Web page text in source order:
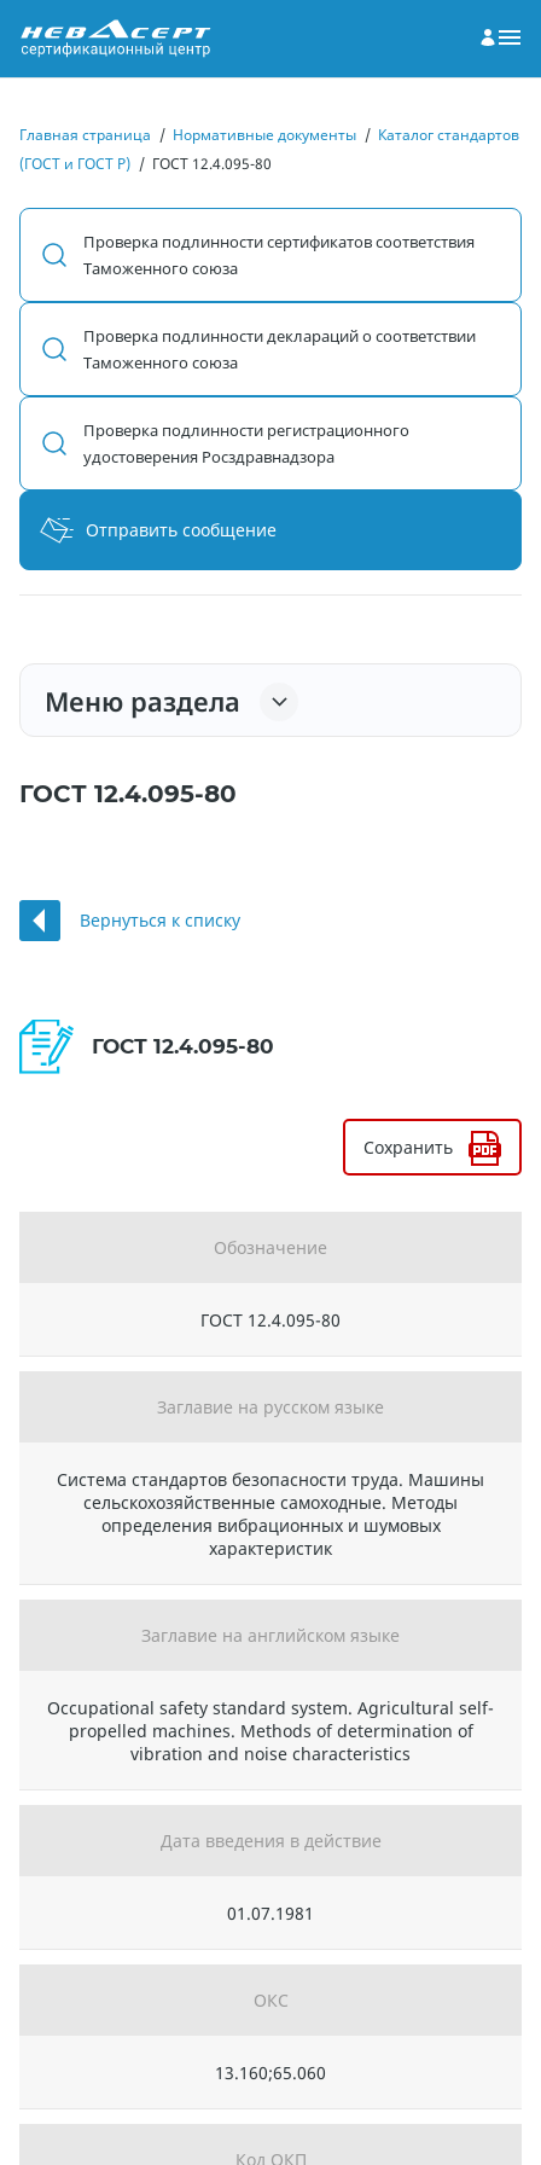
Главная страница / Нормативные документы / Каталог стандартов
(ГОСТ и ГОСТ Р) / ГОСТ 12.4.095-80
Проверка подлинности сертификатов соответствия
Таможенного союза
Проверка подлинности деклараций о соответствии
Таможенного союза
Проверка подлинности регистрационного
удостоверения Росздравнадзора
Отправить сообщение
Меню раздела
ГОСТ 12.4.095-80
Вернуться к списку
ГОСТ 12.4.095-80
Сохранить
Обозначение
ГОСТ 12.4.095-80
Заглавие на русском языке
Система стандартов безопасности труда. Машины
сельскохозяйственные самоходные. Методы
определения вибрационных и шумовых
характеристик
Заглавие на английском языке
Occupational safety standard system. Agricultural self-
propelled machines. Methods of determination of
vibration and noise characteristics
Дата введения в действие
01.07.1981
ОКС
13.160;65.060
Код ОКП